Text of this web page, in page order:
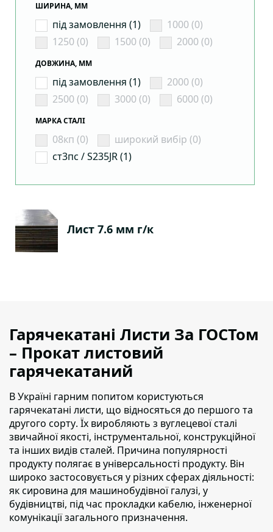
ШИРИНА, ММ
під замовлення (1)
1000 (0)
1250 (0)
1500 (0) 2000 (0)
ДОВЖИНА, ММ
під замовлення (1)
2000 (0)
2500 (0)
3000 (0) 6000 (0)
МАРКА СТАЛІ
08кп (0)
широкий вибір (0)
ст3пс / S235JR (1)
Лист 7.6 мм г/к
Гарячекатані Листи За ГОСТом
– Прокат листовий
гарячекатаний
В Україні гарним попитом користуються
гарячекатані листи, що відносяться до першого та
другого сорту. Їх виробляють з вуглецевої сталі
звичайної якості, інструментальної, конструкційної
та інших видів сталей. Причина популярності
продукту полягає в універсальності продукту. Він
широко застосовується у різних сферах діяльності:
як сировина для машинобудівної галузі, у
будівництві, під час прокладки кабелю, інженерної
комунікації загального призначення.